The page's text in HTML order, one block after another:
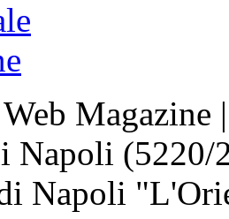
Magazine
Napoli
Napoli